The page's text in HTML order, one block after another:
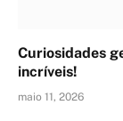
Curiosidades
incríveis!
maio 11, 2026